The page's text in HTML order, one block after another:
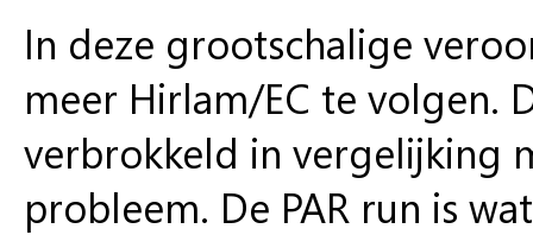
In deze grootschalige
meer Hirlam/EC te volgen.
verbrokkeld in vergelijking
probleem. De PAR run is